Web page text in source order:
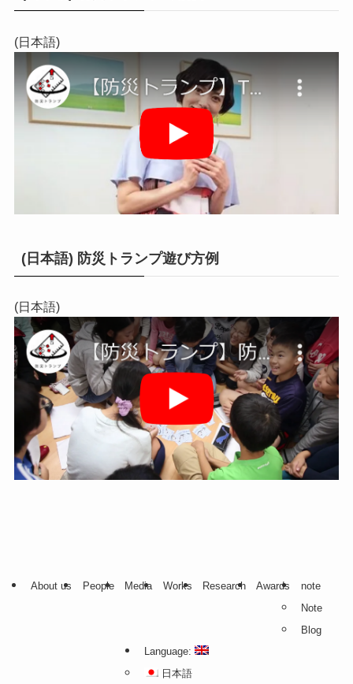
(日本語)
(日本語) 防災トランプ遊び方例
(日本語)
About us People Media Works Research Awards
note
Note
Blog
Language:
日本語